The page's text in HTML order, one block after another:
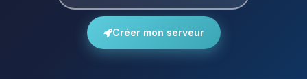
Créer mon serveur